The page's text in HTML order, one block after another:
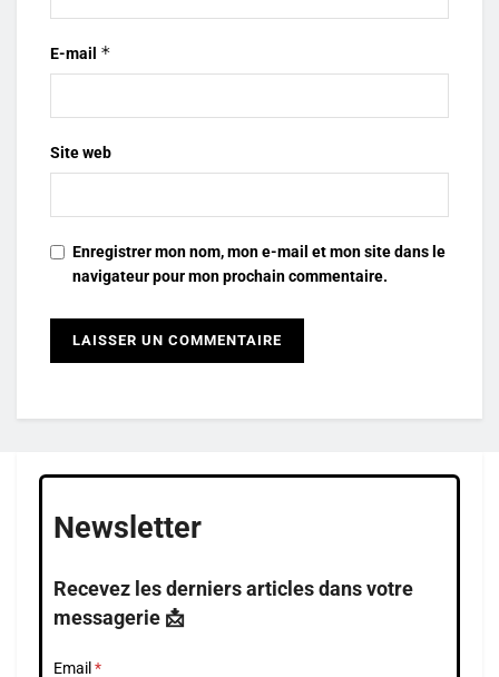
E-mail *
Site web
Enregistrer mon nom, mon e-mail et mon site dans le
navigateur pour mon prochain commentaire.
Newsletter
Recevez les derniers articles dans votre
messagerie 📩
Email